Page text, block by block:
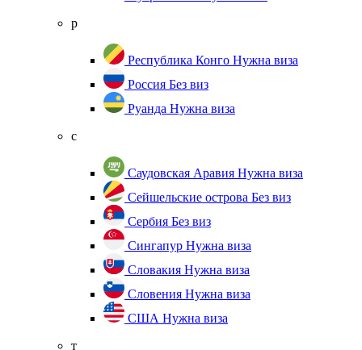
р
Республика Конго Нужна виза
Россия Без виз
Руанда Нужна виза
с
Саудовская Аравия Нужна виза
Сейшельские острова Без виз
Сербия Без виз
Сингапур Нужна виза
Словакия Нужна виза
Словения Нужна виза
США Нужна виза
т